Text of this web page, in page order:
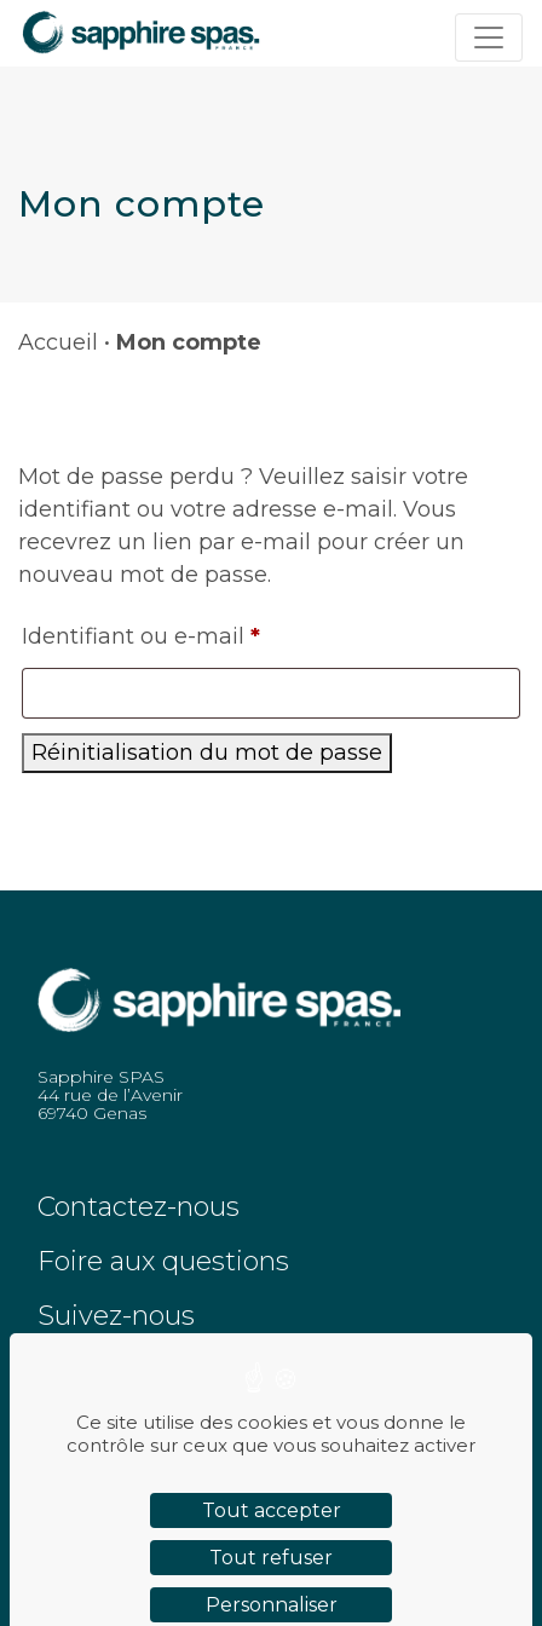
Mon compte
Accueil • Mon compte
Mot de passe perdu ? Veuillez saisir votre
identifiant ou votre adresse e-mail. Vous
recevrez un lien par e-mail pour créer un
nouveau mot de passe.
Identifiant ou e-mail *Obligatoire
Réinitialisation du mot de passe
Sapphire SPAS
44 rue de l’Avenir
69740 Genas
Contactez-nous
Foire aux questions
Suivez-nous
MENTIONS LÉGALES
POLITIQUE DE CONFIDENTIALITÉ
Panneau de gestion des cookies
Ce site utilise des cookies et vous donne le
contrôle sur ceux que vous souhaitez activer
Tout accepter
Tout refuser
Personnaliser